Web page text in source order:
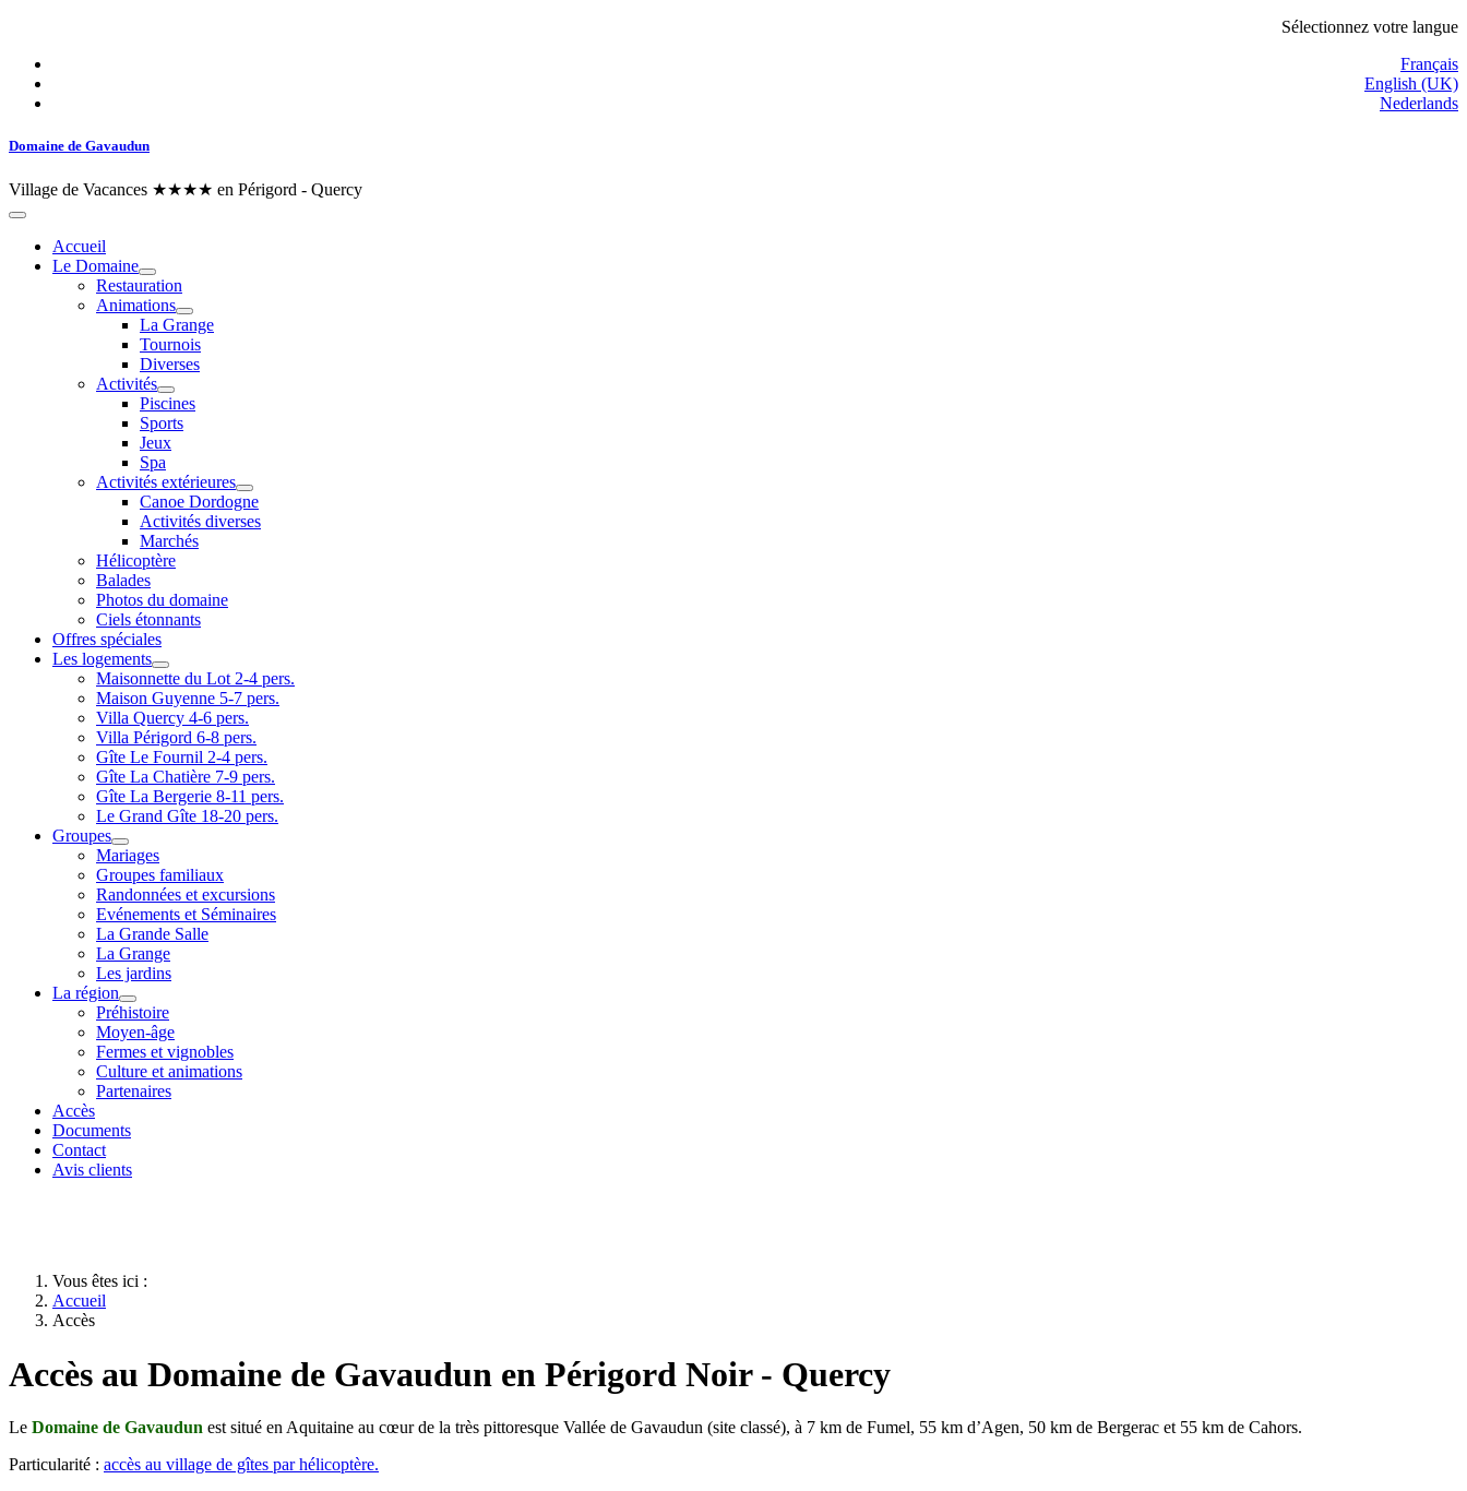
Sélectionnez votre langue
Français
English (UK)
Nederlands
Domaine de Gavaudun
Village de Vacances ★★★★ en Périgord - Quercy
Accueil
Le Domaine
Restauration
Animations
La Grange
Tournois
Diverses
Activités
Piscines
Sports
Jeux
Spa
Activités extérieures
Canoe Dordogne
Activités diverses
Marchés
Hélicoptère
Balades
Photos du domaine
Ciels étonnants
Offres spéciales
Les logements
Maisonnette du Lot 2-4 pers.
Maison Guyenne 5-7 pers.
Villa Quercy 4-6 pers.
Villa Périgord 6-8 pers.
Gîte Le Fournil 2-4 pers.
Gîte La Chatière 7-9 pers.
Gîte La Bergerie 8-11 pers.
Le Grand Gîte 18-20 pers.
Groupes
Mariages
Groupes familiaux
Randonnées et excursions
Evénements et Séminaires
La Grande Salle
La Grange
Les jardins
La région
Préhistoire
Moyen-âge
Fermes et vignobles
Culture et animations
Partenaires
Accès
Documents
Contact
Avis clients
Vous êtes ici :
Accueil
Accès
Accès au Domaine de Gavaudun en Périgord Noir - Quercy
Le Domaine de Gavaudun est situé en Aquitaine au cœur de la très pittoresque Vallée de Gavaudun (site classé), à 7 km de Fumel, 55 km d’Agen, 50 km de Bergerac et 55 km de Cahors.
Particularité : accès au village de gîtes par hélicoptère.